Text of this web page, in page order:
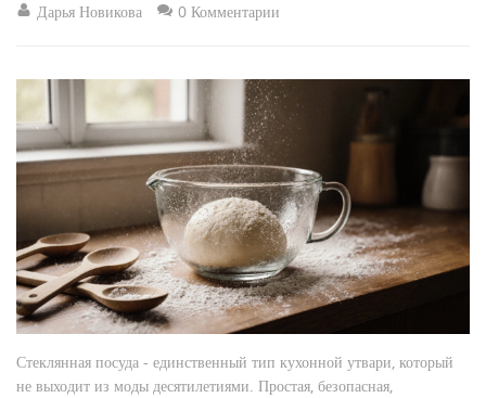
Дарья Новикова 0 Комментарии
Стеклянная посуда - единственный тип кухонной утвари, который
не выходит из моды десятилетиями. Простая, безопасная,